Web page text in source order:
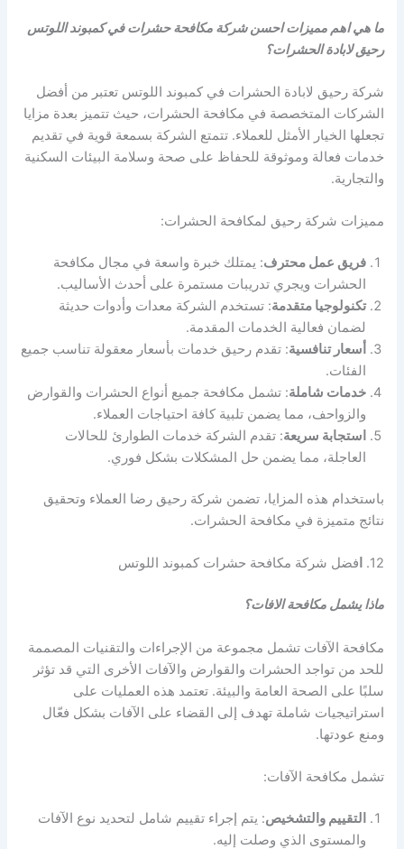
ما هي اهم مميزات احسن شركة مكافحة حشرات في كمبوند اللوتس
رحيق لابادة الحشرات؟
شركة رحيق لابادة الحشرات في كمبوند اللوتس تعتبر من أفضل
الشركات المتخصصة في مكافحة الحشرات، حيث تتميز بعدة مزايا
تجعلها الخيار الأمثل للعملاء. تتمتع الشركة بسمعة قوية في تقديم
خدمات فعالة وموثوقة للحفاظ على صحة وسلامة البيئات السكنية
والتجارية.
مميزات شركة رحيق لمكافحة الحشرات:
فريق عمل محترف: يمتلك خبرة واسعة في مجال مكافحة
الحشرات ويجري تدريبات مستمرة على أحدث الأساليب.
تكنولوجيا متقدمة: تستخدم الشركة معدات وأدوات حديثة
لضمان فعالية الخدمات المقدمة.
أسعار تنافسية: تقدم رحيق خدمات بأسعار معقولة تناسب جميع
الفئات.
خدمات شاملة: تشمل مكافحة جميع أنواع الحشرات والقوارض
والزواحف، مما يضمن تلبية كافة احتياجات العملاء.
استجابة سريعة: تقدم الشركة خدمات الطوارئ للحالات
العاجلة، مما يضمن حل المشكلات بشكل فوري.
باستخدام هذه المزايا، تضمن شركة رحيق رضا العملاء وتحقيق
نتائج متميزة في مكافحة الحشرات.
12. فضل شركة مكافحة حشرات كمبوند اللوتس
ماذا يشمل مكافحة الافات؟
مكافحة الآفات تشمل مجموعة من الإجراءات والتقنيات المصممة
للحد من تواجد الحشرات والقوارض والآفات الأخرى التي قد تؤثر
سلبًا على الصحة العامة والبيئة. تعتمد هذه العمليات على
استراتيجيات شاملة تهدف إلى القضاء على الآفات بشكل فعّال
ومنع عودتها.
تشمل مكافحة الآفات:
التقييم والتشخيص: يتم إجراء تقييم شامل لتحديد نوع الآفات
والمستوى الذي وصلت إليه.